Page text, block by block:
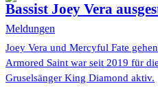
Bassist Joey Vera
Meldungen
Joey Vera und Mercyful Fate
Armored Saint war seit 2019 für
Gruselsänger King Diamond aktiv.